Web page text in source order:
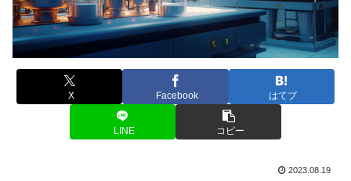
X Facebook はてブ
LINE コピー
2023.08.19